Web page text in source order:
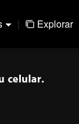
| Explorar
celular.